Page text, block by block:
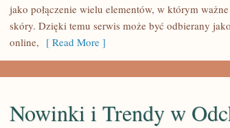
jako połączenie wielu elementów, w którym
skóry. Dzięki temu serwis może być odbierany
online, [ Read More ]
Nowinki i Trendy w